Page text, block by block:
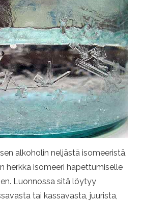
alkoholin neljästä isomeeristä,
herkkä isomeeri hapettumiselle
Luonnossa sitä löytyy
tai kassavasta, juurista,